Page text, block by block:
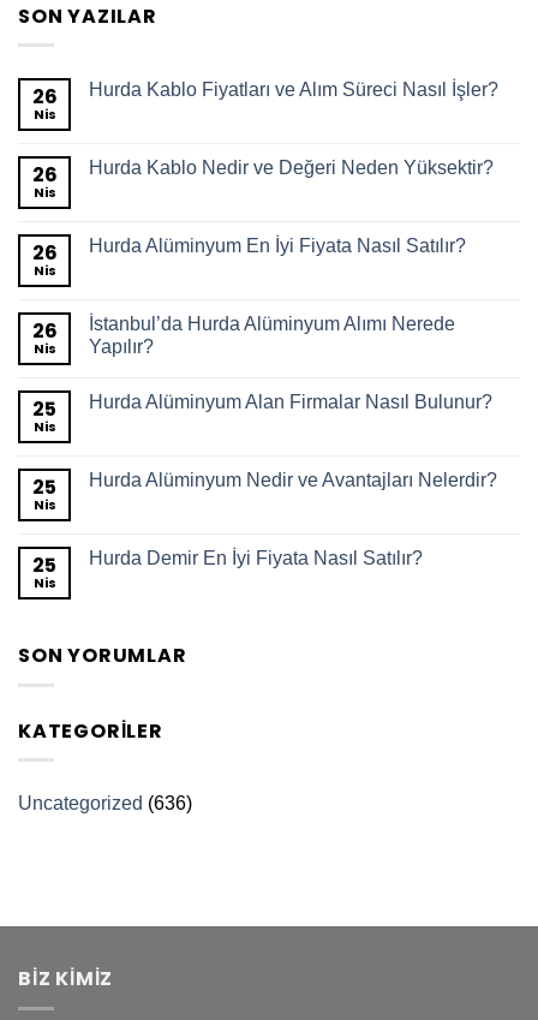
SON YAZILAR
26
Nis
Hurda Kablo Fiyatları ve Alım Süreci Nasıl İşler?
26
Nis
Hurda Kablo Nedir ve Değeri Neden Yüksektir?
26
Nis
Hurda Alüminyum En İyi Fiyata Nasıl Satılır?
26
Nis
İstanbul’da Hurda Alüminyum Alımı Nerede
Yapılır?
25
Nis
Hurda Alüminyum Alan Firmalar Nasıl Bulunur?
25
Nis
Hurda Alüminyum Nedir ve Avantajları Nelerdir?
25
Nis
Hurda Demir En İyi Fiyata Nasıl Satılır?
SON YORUMLAR
KATEGORILER
Uncategorized (636)
BİZ KİMİZ